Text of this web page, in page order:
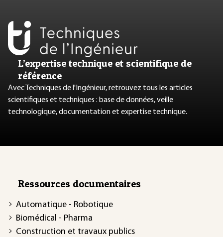
L’expertise technique et scientifique de
référence
Avec Techniques de l'Ingénieur, retrouvez tous les articles
scientifiques et techniques : base de données, veille
technologique, documentation et expertise technique.
Ressources documentaires
Automatique - Robotique
Biomédical - Pharma
Construction et travaux publics